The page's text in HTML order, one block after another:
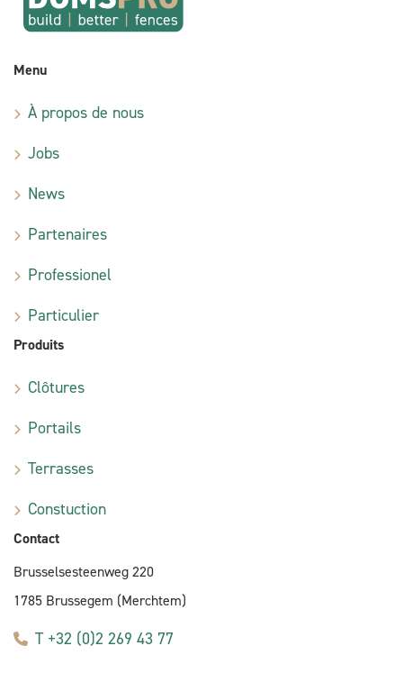
Menu
À propos de nous
Jobs
News
Partenaires
Professionel
Particulier
Produits
Clôtures
Portails
Terrasses
Constuction
Contact
Brusselsesteenweg 220
1785 Brussegem (Merchtem)
T +32 (0)2 269 43 77